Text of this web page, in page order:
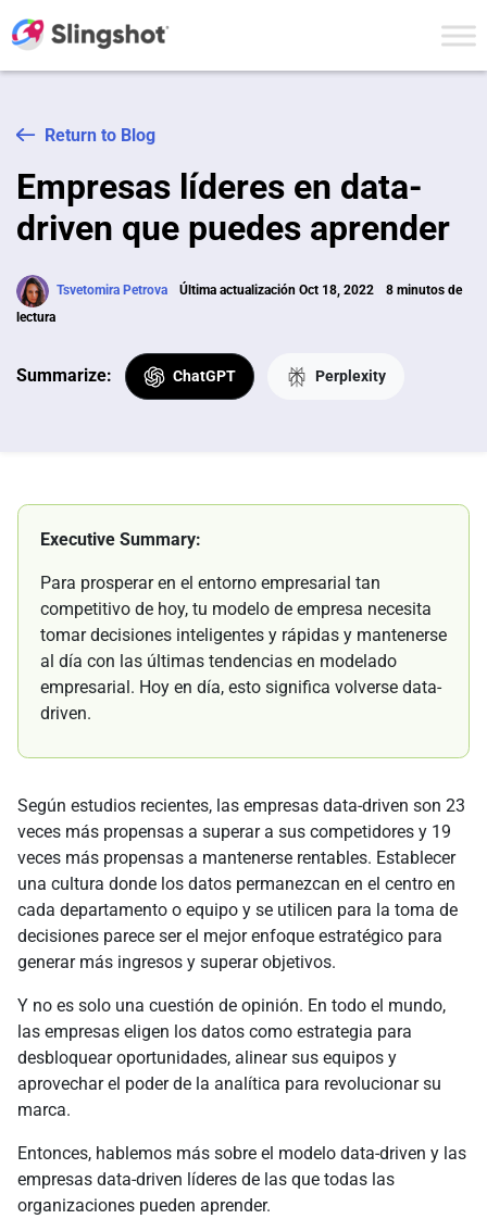
Return to Blog
Empresas líderes en data-
driven que puedes aprender
Tsvetomira Petrova Última actualización Oct 18, 2022
8 minutos de
lectura
Summarize: ChatGPT Perplexity
Executive Summary:
Para prosperar en el entorno empresarial tan
competitivo de hoy, tu modelo de empresa necesita
tomar decisiones inteligentes y rápidas y mantenerse
al día con las últimas tendencias en modelado
empresarial. Hoy en día, esto significa volverse data-
driven.
Según estudios recientes, las empresas data-driven son 23
veces más propensas a superar a sus competidores y 19
veces más propensas a mantenerse rentables. Establecer
una cultura donde los datos permanezcan en el centro en
cada departamento o equipo y se utilicen para la toma de
decisiones parece ser el mejor enfoque estratégico para
generar más ingresos y superar objetivos.
Y no es solo una cuestión de opinión. En todo el mundo,
las empresas eligen los datos como estrategia para
desbloquear oportunidades, alinear sus equipos y
aprovechar el poder de la analítica para revolucionar su
marca.
Entonces, hablemos más sobre el modelo data-driven y las
empresas data-driven líderes de las que todas las
organizaciones pueden aprender.